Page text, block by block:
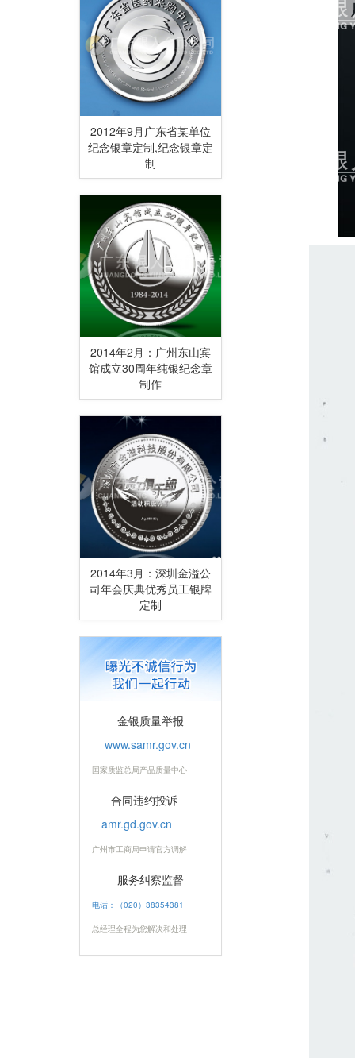
2012年9月广东省某单位
纪念银章定制,纪念银章定
制
2014年2月：广州东山宾
馆成立30周年纯银纪念章
制作
2014年3月：深圳金溢公
司年会庆典优秀员工银牌
定制
金银质量举报
www.samr.gov.cn
国家质监总局产品质量中心
合同违约投诉
amr.gd.gov.cn
广州市工商局申请官方调解
服务纠察监督
电话：（020）38354381
总经理全程为您解决和处理